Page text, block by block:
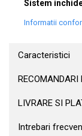
Sistem
Informatii
Caracteristici
RECOMANDARI
LIVRARE SI
Intrebari